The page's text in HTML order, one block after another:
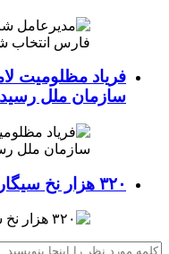
فریاد مظلومیت
سازمان ملل رسید
۳۲۰ هزار نخ سیگار قاچاق در لامرد کشف شد